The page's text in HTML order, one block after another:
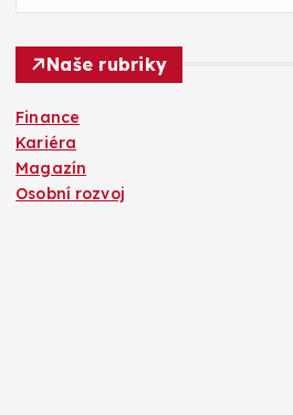
Naše rubriky
Finance
Kariéra
Magazín
Osobní rozvoj